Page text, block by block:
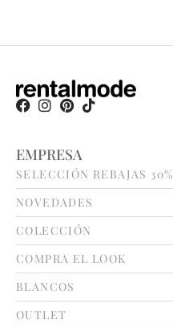
EMPRESA
SELECCIÓN REBAJAS 30%
NOVEDADES
COLECCIÓN
COMPRA EL LOOK
BLANCOS
OUTLET